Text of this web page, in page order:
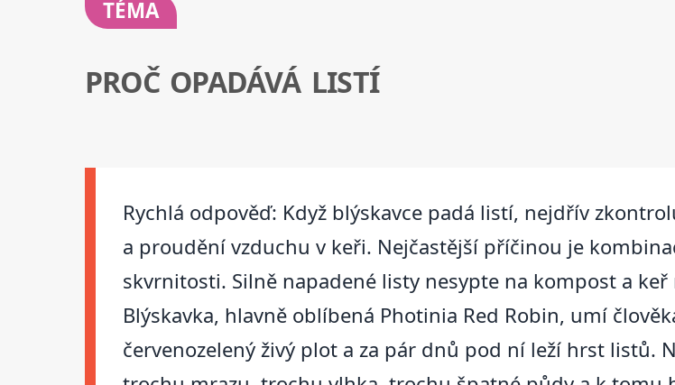
TÉMA
PROČ OPADÁVÁ LISTÍ
Rychlá odpověď: Když blýskavce padá listí, nejdřív
a proudění vzduchu v keři. Nejčastější příčinou je
skvrnitosti. Silně napadené listy nesypte na kompost a
Blýskavka, hlavně oblíbená Photinia Red Robin, umí
červenozelený živý plot a za pár dnů pod ní leží hrst listů.